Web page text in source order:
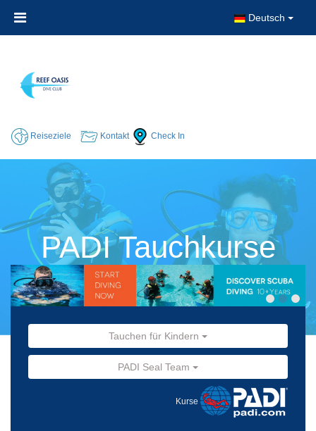
Deutsch
Reiseziele Kontakt Check In
PADI Tauchkurse
Tauchen für Kindern
PADI Seal Team
Kurse